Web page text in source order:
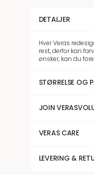
DETALJER
Hver Veras
rest, derfor kan
ønsker, kan du
STØRRELSE OG
JOIN
VERAS CARE
LEVERING &